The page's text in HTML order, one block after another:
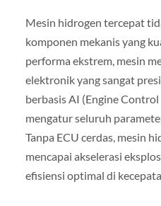
Mesin hidrogen tercepat
komponen mekanis yang
performa ekstrem, mesin
elektronik yang sangat
berbasis AI (Engine
mengatur seluruh
Tanpa ECU cerdas, mesin
mencapai akselerasi
efisiensi optimal di